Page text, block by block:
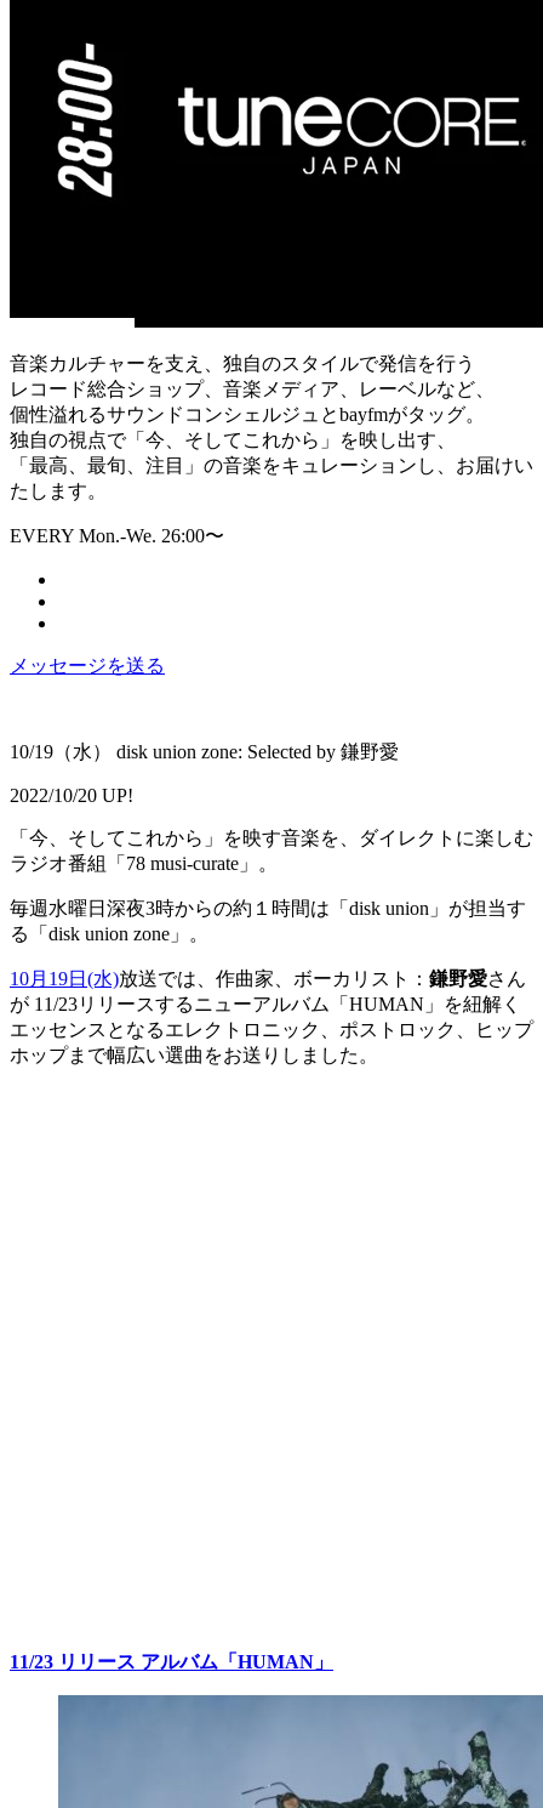
音楽カルチャーを支え、独自のスタイルで発信を行う
レコード総合ショップ、音楽メディア、レーベルなど、
個性溢れるサウンドコンシェルジュとbayfmがタッグ。
独自の視点で「今、そしてこれから」を映し出す、
「最高、最旬、注目」の音楽をキュレーションし、お届けい
たします。
EVERY Mon.-We. 26:00〜
メッセージを送る
10/19（水） disk union zone: Selected by 鎌野愛
2022/10/20 UP!
「今、そしてこれから」を映す音楽を、ダイレクトに楽しむ
ラジオ番組「78 musi-curate」。
毎週水曜日深夜3時からの約１時間は「disk union」が担当す
る「disk union zone」。
10月19日(水)放送では、作曲家、ボーカリスト： 鎌野愛さん
が 11/23リリースするニューアルバム「HUMAN」を紐解く
エッセンスとなるエレクトロニック、ポストロック、ヒップ
ホップまで幅広い選曲をお送りしました。
11/23 リリース アルバム「HUMAN」